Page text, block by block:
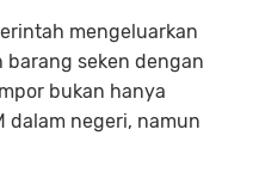
mengeluarkan
barang seken dengan
bukan hanya
dalam negeri, namun